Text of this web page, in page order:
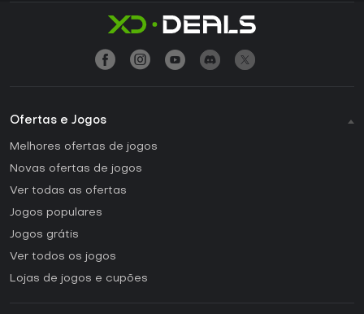
Ofertas e Jogos
Melhores ofertas de jogos
Novas ofertas de jogos
Ver todas as ofertas
Jogos populares
Jogos grátis
Ver todos os jogos
Lojas de jogos e cupões